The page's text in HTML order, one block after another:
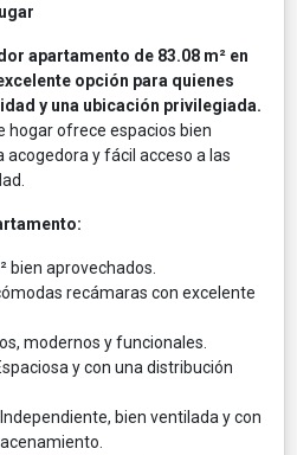
apartamento de 83.08 m² en
opción para quienes
y una ubicación privilegiada.
hogar ofrece espacios bien
y fácil acceso a las
bien aprovechados.
recámaras con excelente
modernos y funcionales.
y con una distribución
Independiente, bien ventilada y con